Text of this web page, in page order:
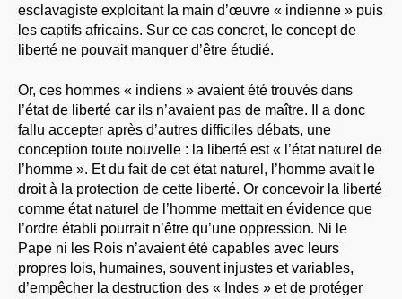
esclavagiste exploitant la main d’œuvre « indienne » puis
les captifs africains. Sur ce cas concret, le concept de
liberté ne pouvait manquer d’être étudié.
Or, ces hommes « indiens » avaient été trouvés dans
l’état de liberté car ils n’avaient pas de maître. Il a donc
fallu accepter après d’autres difficiles débats, une
conception toute nouvelle : la liberté est « l’état naturel de
l’homme ». Et du fait de cet état naturel, l’homme avait le
droit à la protection de cette liberté. Or concevoir la liberté
comme état naturel de l’homme mettait en évidence que
l’ordre établi pourrait n’être qu’une oppression. Ni le
Pape ni les Rois n’avaient été capables avec leurs
propres lois, humaines, souvent injustes et variables,
d’empêcher la destruction des « Indes » et de protéger